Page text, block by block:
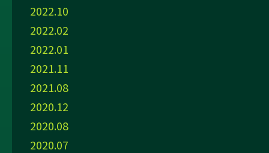
2022.10
2022.02
2022.01
2021.11
2021.08
2020.12
2020.08
2020.07